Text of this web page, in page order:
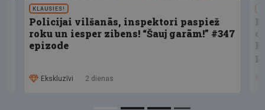
KLAUSIES!
Policijai vilšanās, inspektori paspiež
roku un iesper zibens! “Šauj garām!” #347
epizode
Ekskluzīvi 2 dienas